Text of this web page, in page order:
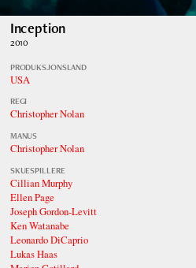
Inception
2010
PRODUKSJONSLAND
USA
REGI
Christopher Nolan
MANUS
Christopher Nolan
SKUESPILLERE
Cillian Murphy
Ellen Page
Joseph Gordon-Levitt
Ken Watanabe
Leonardo DiCaprio
Lukas Haas